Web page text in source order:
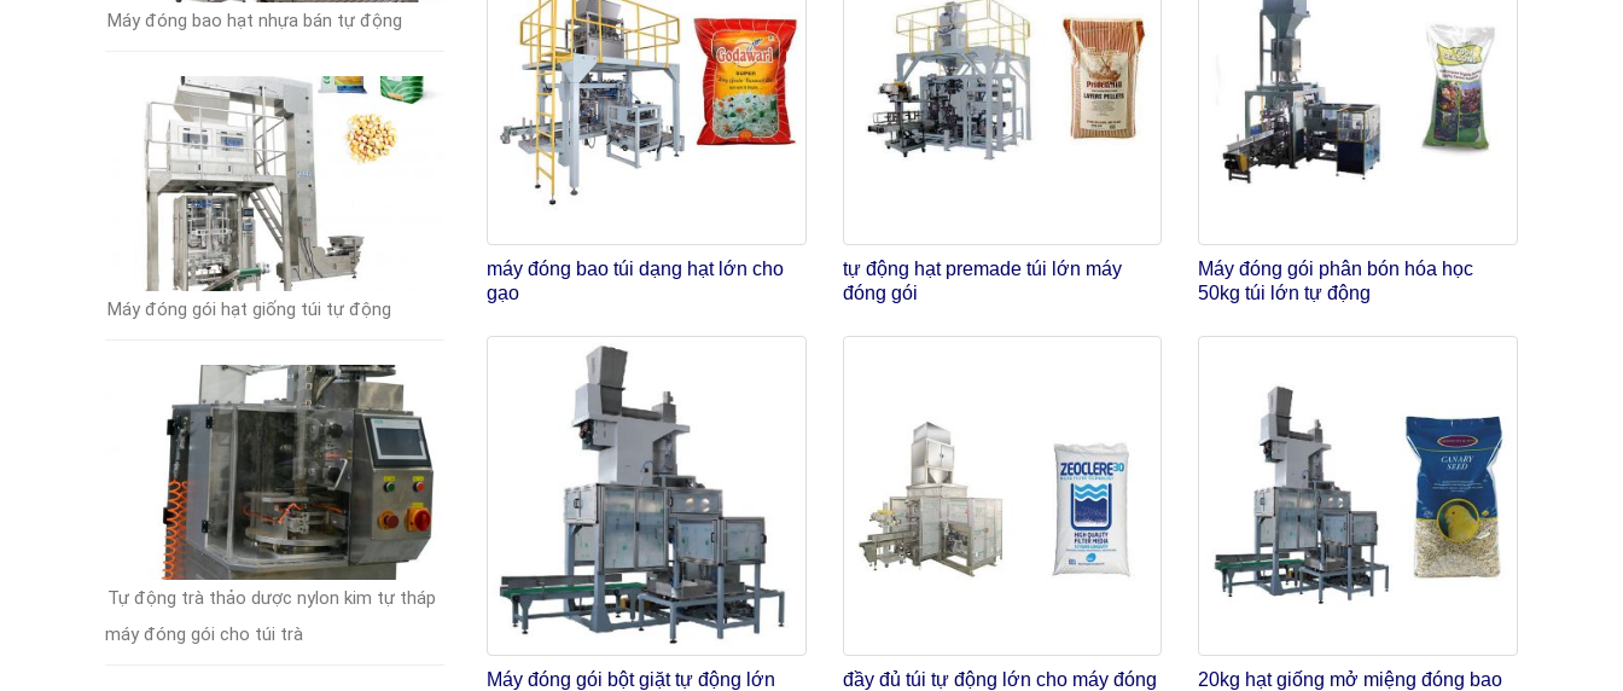
Máy đóng bao hạt nhựa bán tự động
Máy đóng gói hạt giống túi tự động
Tự động trà thảo dược nylon kim tự tháp
máy đóng gói cho túi trà
máy đóng bao túi dạng hạt lớn cho
gạo
tự động hạt premade túi lớn máy
đóng gói
Máy đóng gói phân bón hóa học
50kg túi lớn tự động
Máy đóng gói bột giặt tự động lớn
đầy đủ túi tự động lớn cho máy đóng
20kg hạt giống mở miệng đóng bao